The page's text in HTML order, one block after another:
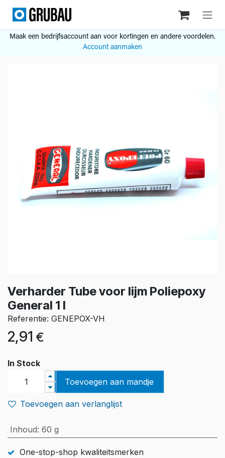
Overslaan naar inhoud
Maak een bedrijfsaccount aan voor kortingen en andere voordelen.
Account aanmaken
Verharder Tube voor lijm Poliepoxy
General 1 l
Referentie: GENEPOX-VH
2,91 €
In Stock
Toevoegen aan mandje
Toevoegen aan verlanglijst
Inhoud: 60 g
One-stop-shop kwaliteitsmerken